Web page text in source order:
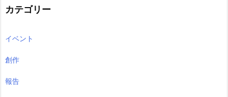
ブ
カテゴリー
イベント
創作
報告